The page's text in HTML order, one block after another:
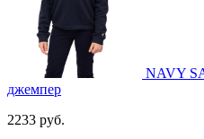
NAVY
джемпер
2233 руб.